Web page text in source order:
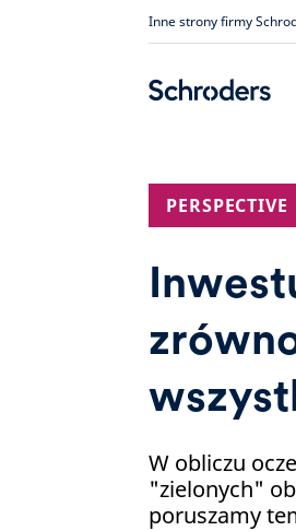
Inne strony firmy
PERSPECTIVE
W obliczu
"zielonych"
poruszamy